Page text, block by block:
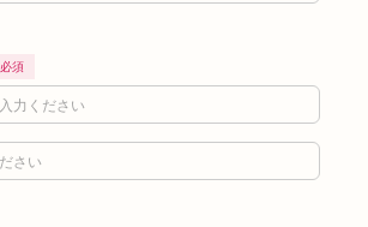
必須